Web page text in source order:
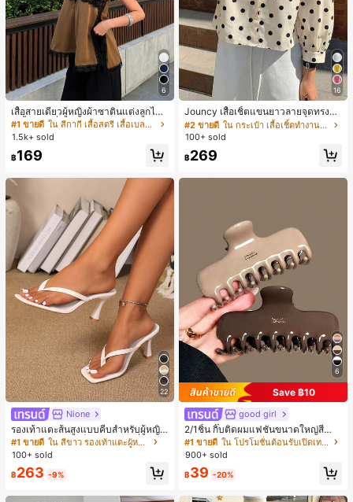
6
เสื้อสายเดี่ยวผู้หญิงผ้าซาตินแต่งลูกไม้
- เสื้อสายเดี่ยวฤดูร้อนสีคากีมีรอยผ่าด้า
นข้างที่น่าดึงดูดแบบสบายๆ
#1 ขายดี
ใน สีกากี เสื้อสตรี เสื้อเบลาส์ & Tee
ลูกค้ากลับมาซื้อซ้ำ!
230+ พูดว่า "คุณภาพเนื้อผ้าดี"
#1 ขายดี
ใน สีกากี เสื้อสตรี เสื้อเบลาส์ & Tee
ลูกค้ากลับมาซื้อซ้ำ!
230+ พูดว่า "คุณภาพเนื้อผ้าดี"
#1 ขายดี
ใน สีกากี เสื้อสตรี เสื้อเบลาส์ & Tee
ลูกค้ากลับมาซื้อซ้ำ!
230+ พูดว่า "คุณภาพเนื้อผ้าดี"
#1 ขายดี
ใน สีกากี เสื้อสตรี เสื้อเบลาส์ & Tee
230+ พูดว่า "คุณภาพเนื้อผ้าดี"
1.5k+ sold
฿169
22
Nione
รองเท้าแตะส้นสูงแบบคีบสำหรับผู้หญิง
สไตล์คลาสสิก สีบล็อก สไตล์แฟรี่ฤดูร้อ
น ส้นเข็ม รองเท้าแตะแบบคีบ รองเท้าแ
ตะชายหาดแฟชั่นสายไขว้ รองเท้าผู้ห
ญิง สำหรับออฟฟิศ บ้าน กลางแจ้ง ดีไซ
น์หัวเหลี่ยม ชิคและหรูหรา สำหรับเดทไ
นท์
#1 ขายดี
ใน สีขาว รองเท้าแตะผู้หญิง
100+ sold
฿263 -9%
16
Jouncy เสื้อเชิ้ตแขนยาวลายจุดทรงหล
วมสำหรับผู้หญิง
#2 ขายดี
ใน กระเป๋า เสื้อเชิ้ตทำงานมีกระเป๋า
1k+ พูดว่า "สวย"
#2 ขายดี
ใน กระเป๋า เสื้อเชิ้ตทำงานมีกระเป๋า
1k+ พูดว่า "สวย"
#2 ขายดี
ใน กระเป๋า เสื้อเชิ้ตทำงานมีกระเป๋า
1k+ พูดว่า "สวย"
#2 ขายดี
ใน กระเป๋า เสื้อเชิ้ตทำงานมีกระเป๋า
100+ sold
฿269
6
Save ฿10
good girl
2/1ชิ้น กิ๊บติดผมแฟชั่นขนาดใหญ่สีน้ำ
ตาลชานมสำหรับผู้หญิง เหมาะสำหรับก
ารอาบน้ำ ล้างหน้า และจัดแต่งทรงผม
#1 ขายดี
ใน โปรโมชั่นต้อนรับเปิดเทอม เครื่องประดับผมผู้หญิง
900+ sold
฿39 -20%